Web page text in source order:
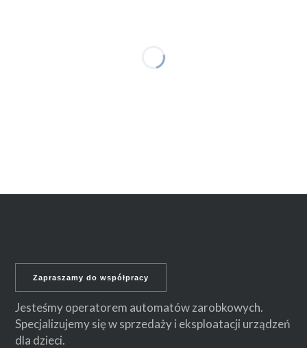
Zapraszamy do współpracy
Jesteśmy operatorem automatów zarobkowych.
Specjalizujemy się w sprzedaży i eksploatacji urządzeń
dla dzieci.